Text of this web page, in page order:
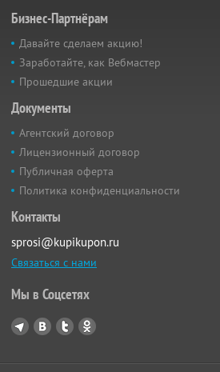
Бизнес-Партнёрам
Давайте сделаем акцию!
Заработайте, как Вебмастер
Прошедшие акции
Документы
Агентский договор
Лицензионный договор
Публичная оферта
Политика конфиденциальности
Контакты
sprosi@kupikupon.ru
Связаться с нами
Мы в Соцсетях